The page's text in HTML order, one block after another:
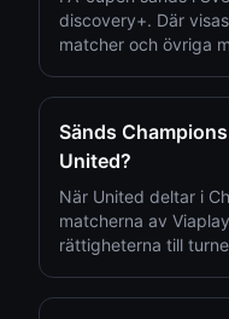
discovery+. Där
matcher och övriga
Sänds
United?
När United deltar i
matcherna av
rättigheterna till